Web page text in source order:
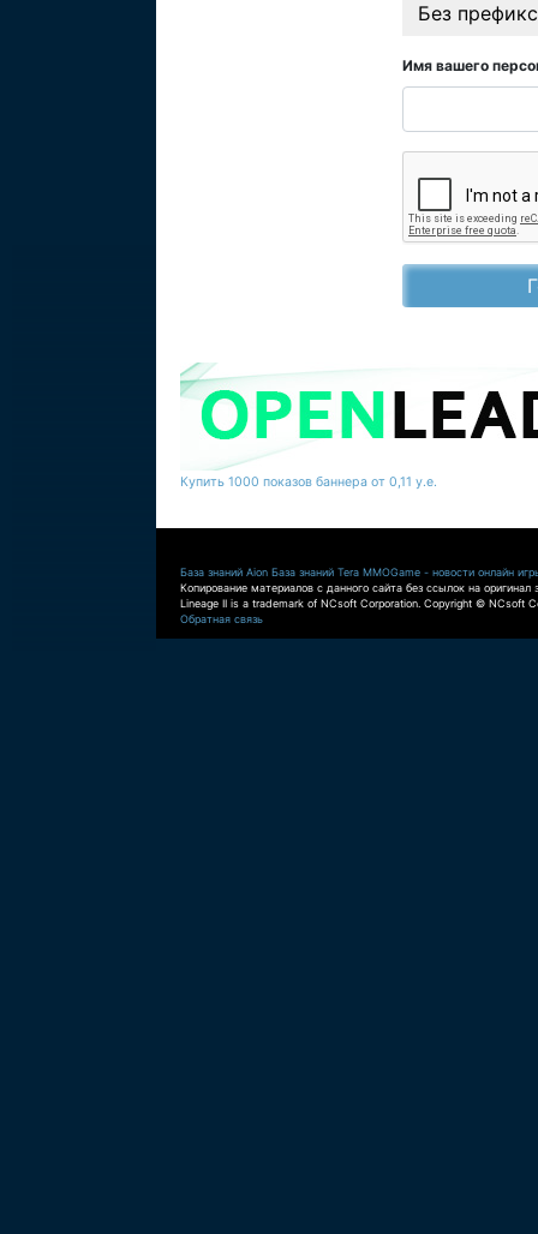
Без
Имя вашего
Купить 1000 показов баннера от 0,11 у.е.
База знаний Aion База знаний Tera MMOGame - новости онлайн
Копирование материалов с данного сайта без ссылок на оригинал
Lineage II is a trademark of NCsoft Corporation. Copyright © NCsoft
Обратная связь